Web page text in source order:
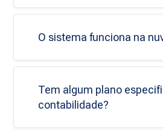
O sistema funciona na
Tem algum plano
contabilidade?